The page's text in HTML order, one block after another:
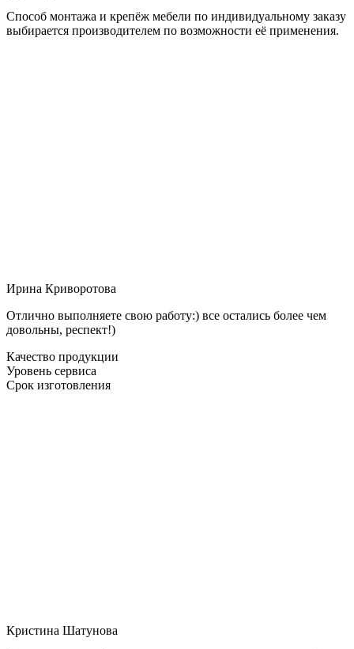
Способ монтажа и крепёж мебели по индивидуальному заказу
выбирается производителем по возможности её применения.
Ирина Криворотова
Отлично выполняете свою работу:) все остались более чем
довольны, респект!)
Качество продукции
Уровень сервиса
Срок изготовления
Кристина Шатунова